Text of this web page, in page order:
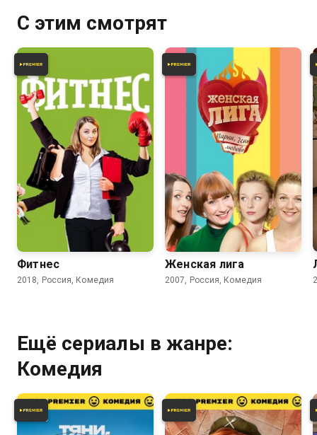
С этим смотрят
Фитнес
2018, Россия, Комедия
4.2 3.7
Женская лига
2007, Россия, Комедия
Ещё сериалы в жанре:
Комедия